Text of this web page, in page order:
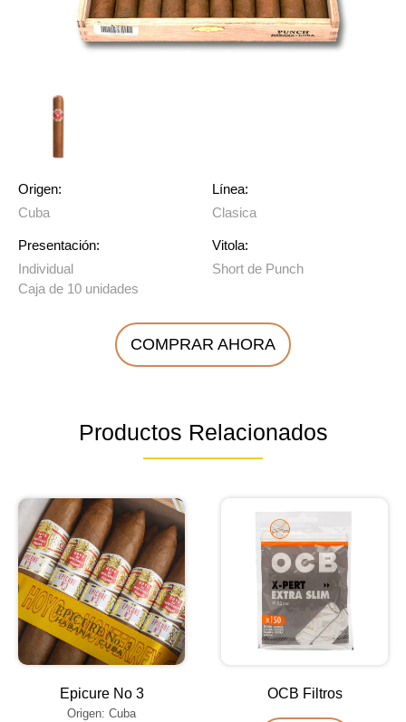
Origen:
Cuba
Presentación:
Individual
Caja de 10 unidades
Línea:
Clasica
Vitola:
Short de Punch
COMPRAR AHORA
Productos Relacionados
Epicure No 3
Origen: Cuba
OCB Filtros